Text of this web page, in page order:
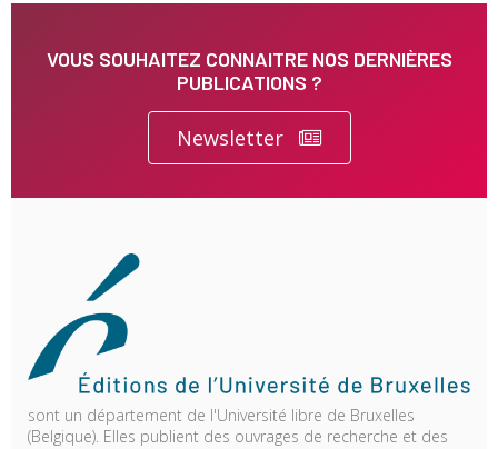
VOUS SOUHAITEZ CONNAITRE NOS DERNIÈRES
PUBLICATIONS ?
Newsletter
sont un département de l'Université libre de Bruxelles
(Belgique). Elles publient des ouvrages de recherche et des